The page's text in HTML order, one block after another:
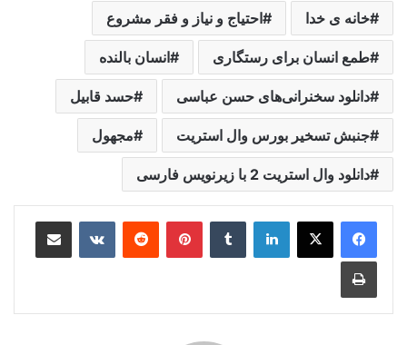
خانه ی خدا احتیاج و نیاز و فقر مشروع
طمع انسان برای رستگاری انسان بالنده
دانلود سخنرانی‌های حسن عباسی حسد قابیل
جنبش تسخیر بورس وال استریت مجهول
دانلود وال استریت 2 با زیرنویس فارسی
لینکدین ‫تامبلر ‫پین‌ترست‫رددیت ‫VKontakteاشتراک گذاری از طریق ایمیل
چاپ